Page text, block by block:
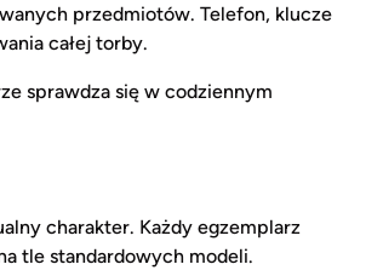
przedmiotów. Telefon, klucze
całej torby.
sprawdza się w codziennym
charakter. Każdy egzemplarz
tle standardowych modeli.